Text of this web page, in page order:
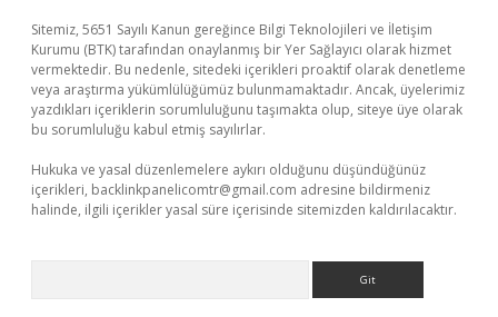
Sitemiz, 5651 Sayılı Kanun gereğince Bilgi Teknolojileri ve İletişim
Kurumu (BTK) tarafından onaylanmış bir Yer Sağlayıcı olarak hizmet
vermektedir. Bu nedenle, sitedeki içerikleri proaktif olarak denetleme
veya araştırma yükümlülüğümüz bulunmamaktadır. Ancak, üyelerimiz
yazdıkları içeriklerin sorumluluğunu taşımakta olup, siteye üye olarak
bu sorumluluğu kabul etmiş sayılırlar.
Hukuka ve yasal düzenlemelere aykırı olduğunu düşündüğünüz
içerikleri, backlinkpanelicomtr@gmail.com adresine bildirmeniz
halinde, ilgili içerikler yasal süre içerisinde sitemizden kaldırılacaktır.